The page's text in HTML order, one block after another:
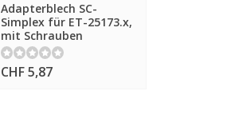
Adapterblech SC-
Simplex für ET-25173.x,
mit Schrauben
CHF 5,87